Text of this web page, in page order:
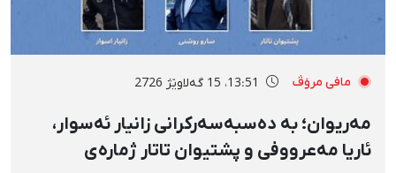
مافی مرۆڤ 13:51، 15 گەلاوێژ 2726
مەریوان؛ بە دەسبەسەرکرانی زانیار ئەسوار،
ئاریا مەعرووفی و پشتیوان تاتار ژمارەی